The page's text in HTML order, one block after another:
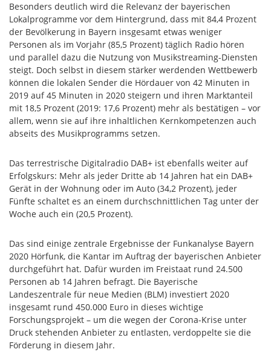
Besonders deutlich wird die Relevanz der bayerischen
Lokalprogramme vor dem Hintergrund, dass mit 84,4 Prozent
der Bevölkerung in Bayern insgesamt etwas weniger
Personen als im Vorjahr (85,5 Prozent) täglich Radio hören
und parallel dazu die Nutzung von Musikstreaming-Diensten
steigt. Doch selbst in diesem stärker werdenden Wettbewerb
können die lokalen Sender die Hördauer von 42 Minuten in
2019 auf 45 Minuten in 2020 steigern und ihren Marktanteil
mit 18,5 Prozent (2019: 17,6 Prozent) mehr als bestätigen – vor
allem, wenn sie auf ihre inhaltlichen Kernkompetenzen auch
abseits des Musikprogramms setzen.
Das terrestrische Digitalradio DAB+ ist ebenfalls weiter auf
Erfolgskurs: Mehr als jeder Dritte ab 14 Jahren hat ein DAB+
Gerät in der Wohnung oder im Auto (34,2 Prozent), jeder
Fünfte schaltet es an einem durchschnittlichen Tag unter der
Woche auch ein (20,5 Prozent).
Das sind einige zentrale Ergebnisse der Funkanalyse Bayern
2020 Hörfunk, die Kantar im Auftrag der bayerischen Anbieter
durchgeführt hat. Dafür wurden im Freistaat rund 24.500
Personen ab 14 Jahren befragt. Die Bayerische
Landeszentrale für neue Medien (BLM) investiert 2020
insgesamt rund 450.000 Euro in dieses wichtige
Forschungsprojekt – um die wegen der Corona-Krise unter
Druck stehenden Anbieter zu entlasten, verdoppelte sie die
Förderung in diesem Jahr.